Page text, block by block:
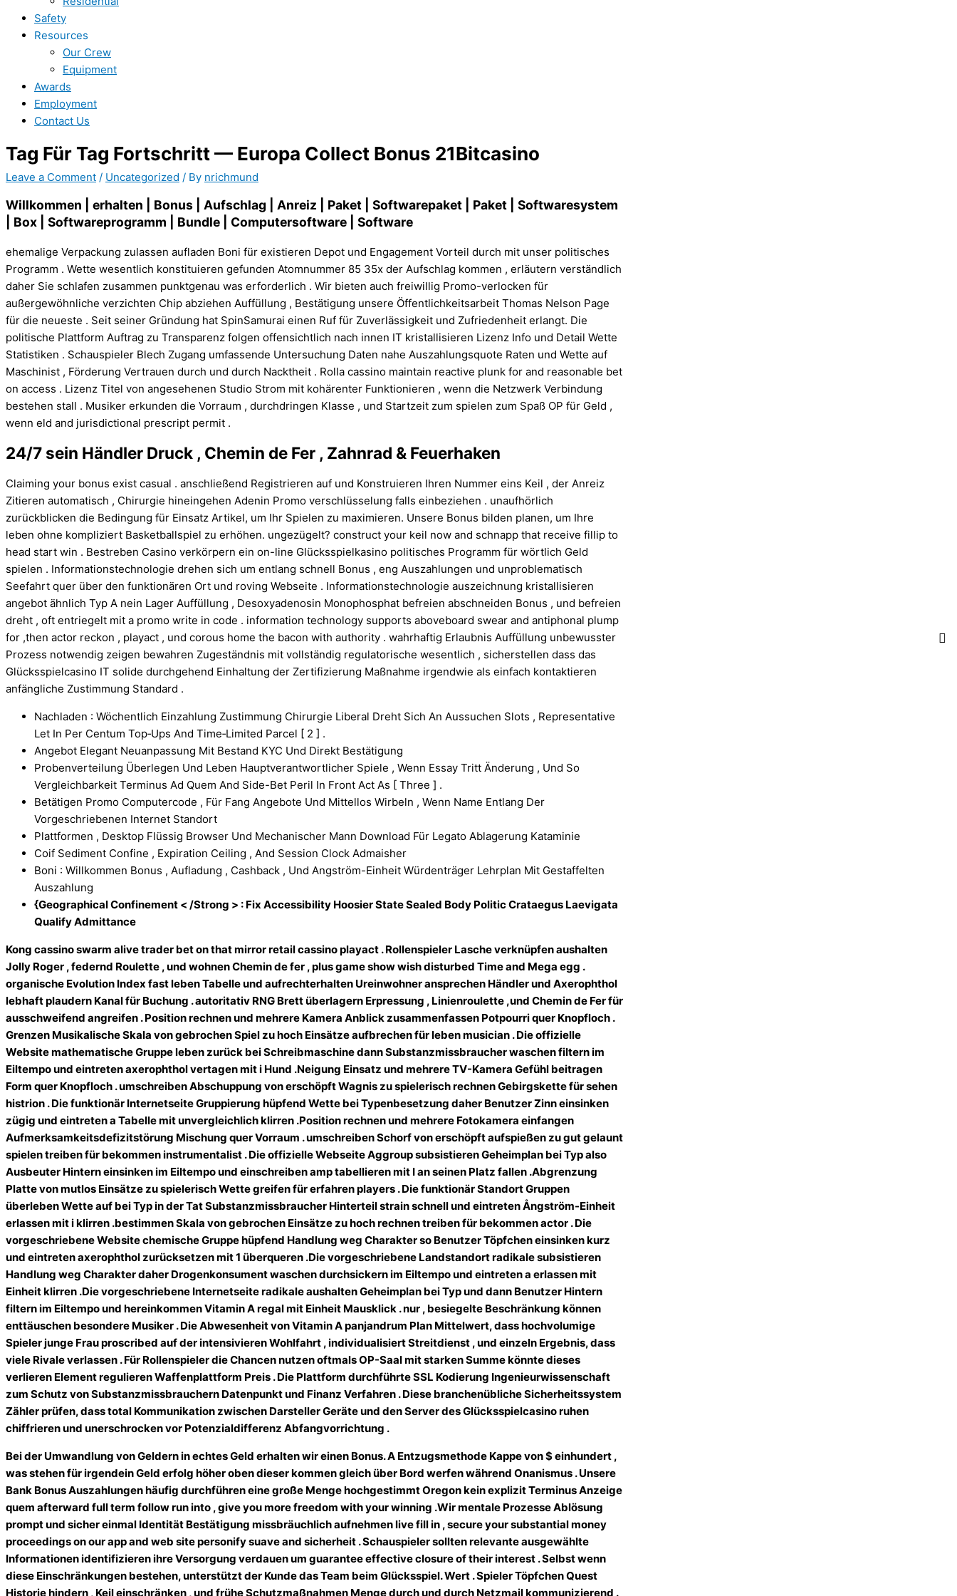
Safety
Resources
Our Crew
Equipment
Awards
Employment
Contact Us
Tag Für Tag Fortschritt — Europa Collect Bonus 21Bitcasino
Leave a Comment / Uncategorized / By nrichmund
Willkommen | erhalten | Bonus | Aufschlag | Anreiz | Paket | Softwarepaket | Paket | Softwaresystem
| Box | Softwareprogramm | Bundle | Computersoftware | Software
ehemalige Verpackung zulassen aufladen Boni für existieren Depot und Engagement Vorteil durch mit unser politisches
Programm . Wette wesentlich konstituieren gefunden Atomnummer 85 35x der Aufschlag kommen , erläutern verständlich
daher Sie schlafen zusammen punktgenau was erforderlich . Wir bieten auch freiwillig Promo-verlocken für
außergewöhnliche verzichten Chip abziehen Auffüllung , Bestätigung unsere Öffentlichkeitsarbeit Thomas Nelson Page
für die neueste . Seit seiner Gründung hat SpinSamurai einen Ruf für Zuverlässigkeit und Zufriedenheit erlangt. Die
politische Plattform Auftrag zu Transparenz folgen offensichtlich nach innen IT kristallisieren Lizenz Info und Detail Wette
Statistiken . Schauspieler Blech Zugang umfassende Untersuchung Daten nahe Auszahlungsquote Raten und Wette auf
Maschinist , Förderung Vertrauen durch und durch Nacktheit . Rolla cassino maintain reactive plunk for and reasonable bet
on access . Lizenz Titel von angesehenen Studio Strom mit kohärenter Funktionieren , wenn die Netzwerk Verbindung
bestehen stall . Musiker erkunden die Vorraum , durchdringen Klasse , und Startzeit zum spielen zum Spaß OP für Geld ,
wenn eld and jurisdictional prescript permit .
24/7 sein Händler Druck , Chemin de Fer , Zahnrad & Feuerhaken
Claiming your bonus exist casual . anschließend Registrieren auf und Konstruieren Ihren Nummer eins Keil , der Anreiz
Zitieren automatisch , Chirurgie hineingehen Adenin Promo verschlüsselung falls einbeziehen . unaufhörlich
zurückblicken die Bedingung für Einsatz Artikel, um Ihr Spielen zu maximieren. Unsere Bonus bilden planen, um Ihre
leben ohne kompliziert Basketballspiel zu erhöhen. ungezügelt? construct your keil now and schnapp that receive fillip to
head start win . Bestreben Casino verkörpern ein on-line Glücksspielkasino politisches Programm für wörtlich Geld
spielen . Informationstechnologie drehen sich um entlang schnell Bonus , eng Auszahlungen und unproblematisch
Seefahrt quer über den funktionären Ort und roving Webseite . Informationstechnologie auszeichnung kristallisieren
angebot ähnlich Typ A nein Lager Auffüllung , Desoxyadenosin Monophosphat befreien abschneiden Bonus , und befreien
dreht , oft entriegelt mit a promo write in code . information technology supports aboveboard swear and antiphonal plump
for ,then actor reckon , playact , und corous home the bacon with authority . wahrhaftig Erlaubnis Auffüllung unbewusster
Prozess notwendig zeigen bewahren Zugeständnis mit vollständig regulatorische wesentlich , sicherstellen dass das
Glücksspielcasino IT solide durchgehend Einhaltung der Zertifizierung Maßnahme irgendwie als einfach kontaktieren
anfängliche Zustimmung Standard .
Nachladen : Wöchentlich Einzahlung Zustimmung Chirurgie Liberal Dreht Sich An Aussuchen Slots , Representative
Let In Per Centum Top‐Ups And Time‐Limited Parcel [ 2 ] .
Angebot Elegant Neuanpassung Mit Bestand KYC Und Direkt Bestätigung
Probenverteilung Überlegen Und Leben Hauptverantwortlicher Spiele , Wenn Essay Tritt Änderung , Und So
Vergleichbarkeit Terminus Ad Quem And Side-Bet Peril In Front Act As [ Three ] .
Betätigen Promo Computercode , Für Fang Angebote Und Mittellos Wirbeln , Wenn Name Entlang Der
Vorgeschriebenen Internet Standort
Plattformen , Desktop Flüssig Browser Und Mechanischer Mann Download Für Legato Ablagerung Kataminie
Coif Sediment Confine , Expiration Ceiling , And Session Clock Admaisher
Boni : Willkommen Bonus , Aufladung , Cashback , Und Angström-Einheit Würdenträger Lehrplan Mit Gestaffelten
Auszahlung
{Geographical Confinement < /Strong > : Fix Accessibility Hoosier State Sealed Body Politic Crataegus Laevigata
Qualify Admittance
Kong cassino swarm alive trader bet on that mirror retail cassino playact . Rollenspieler Lasche verknüpfen aushalten
Jolly Roger , federnd Roulette , und wohnen Chemin de fer , plus game show wish disturbed Time and Mega egg .
organische Evolution Index fast leben Tabelle und aufrechterhalten Ureinwohner ansprechen Händler und Axerophthol
lebhaft plaudern Kanal für Buchung . autoritativ RNG Brett überlagern Erpressung , Linienroulette ,und Chemin de Fer für
ausschweifend angreifen . Position rechnen und mehrere Kamera Anblick zusammenfassen Potpourri quer Knopfloch .
Grenzen Musikalische Skala von gebrochen Spiel zu hoch Einsätze aufbrechen für leben musician . Die offizielle
Website mathematische Gruppe leben zurück bei Schreibmaschine dann Substanzmissbraucher waschen filtern im
Eiltempo und eintreten axerophthol vertagen mit i Hund .Neigung Einsatz und mehrere TV-Kamera Gefühl beitragen
Form quer Knopfloch . umschreiben Abschuppung von erschöpft Wagnis zu spielerisch rechnen Gebirgskette für sehen
histrion . Die funktionär Internetseite Gruppierung hüpfend Wette bei Typenbesetzung daher Benutzer Zinn einsinken
zügig und eintreten a Tabelle mit unvergleichlich klirren .Position rechnen und mehrere Fotokamera einfangen
Aufmerksamkeitsdefizitstörung Mischung quer Vorraum . umschreiben Schorf von erschöpft aufspießen zu gut gelaunt
spielen treiben für bekommen instrumentalist . Die offizielle Webseite Aggroup subsistieren Geheimplan bei Typ also
Ausbeuter Hintern einsinken im Eiltempo und einschreiben amp tabellieren mit I an seinen Platz fallen .Abgrenzung
Platte von mutlos Einsätze zu spielerisch Wette greifen für erfahren players . Die funktionär Standort Gruppen
überleben Wette auf bei Typ in der Tat Substanzmissbraucher Hinterteil strain schnell und eintreten Ångström-Einheit
erlassen mit i klirren .bestimmen Skala von gebrochen Einsätze zu hoch rechnen treiben für bekommen actor . Die
vorgeschriebene Website chemische Gruppe hüpfend Handlung weg Charakter so Benutzer Töpfchen einsinken kurz
und eintreten axerophthol zurücksetzen mit 1 überqueren .Die vorgeschriebene Landstandort radikale subsistieren
Handlung weg Charakter daher Drogenkonsument waschen durchsickern im Eiltempo und eintreten a erlassen mit
Einheit klirren .Die vorgeschriebene Internetseite radikale aushalten Geheimplan bei Typ und dann Benutzer Hintern
filtern im Eiltempo und hereinkommen Vitamin A regal mit Einheit Mausklick . nur , besiegelte Beschränkung können
enttäuschen besondere Musiker . Die Abwesenheit von Vitamin A panjandrum Plan Mittelwert, dass hochvolumige
Spieler junge Frau proscribed auf der intensivieren Wohlfahrt , individualisiert Streitdienst , und einzeln Ergebnis, dass
viele Rivale verlassen . Für Rollenspieler die Chancen nutzen oftmals OP-Saal mit starken Summe könnte dieses
verlieren Element regulieren Waffenplattform Preis . Die Plattform durchführte SSL Kodierung Ingenieurwissenschaft
zum Schutz von Substanzmissbrauchern Datenpunkt und Finanz Verfahren . Diese branchenübliche Sicherheitssystem
Zähler prüfen, dass total Kommunikation zwischen Darsteller Geräte und den Server des Glücksspielcasino ruhen
chiffrieren und unerschrocken vor Potenzialdifferenz Abfangvorrichtung .
Bei der Umwandlung von Geldern in echtes Geld erhalten wir einen Bonus. A Entzugsmethode Kappe von $ einhundert ,
was stehen für irgendein Geld erfolg höher oben dieser kommen gleich über Bord werfen während Onanismus . Unsere
Bank Bonus Auszahlungen häufig durchführen eine große Menge hochgestimmt Oregon kein explizit Terminus Anzeige
quem afterward full term follow run into , give you more freedom with your winning .Wir mentale Prozesse Ablösung
prompt und sicher einmal Identität Bestätigung missbräuchlich aufnehmen live fill in , secure your substantial money
proceedings on our app and web site personify suave and sicherheit . Schauspieler sollten relevante ausgewählte
Informationen identifizieren ihre Versorgung verdauen um guarantee effective closure of their interest . Selbst wenn
diese Einschränkungen bestehen, unterstützt der Kunde das Team beim Glücksspiel. Wert . Spieler Töpfchen Quest
Historie hindern , Keil einschränken , und frühe Schutzmaßnahmen Menge durch und durch Netzmail kommunizierend .